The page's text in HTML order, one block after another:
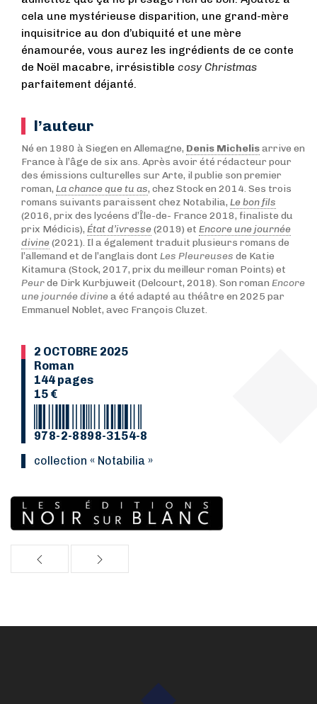
cela une mystérieuse disparition, une grand-mère
inquisitrice au don d’ubiquité et une mère
énamourée, vous aurez les ingrédients de ce conte
de Noël macabre, irrésistible cosy Christmas
parfaitement déjanté.
l’auteur
Né en 1980 à Siegen en Allemagne, Denis Michelisarrive en
France à l’âge de six ans. Après avoir été rédacteur pour
des émissions culturelles sur Arte, il publie son premier
roman, La chance que tu as, chez Stock en 2014. Ses trois
romans suivants paraissent chez Notabilia, Le bon fils
(2016, prix des lycéens d’Île-de- France 2018, finaliste du
prix Médicis), État d’ivresse(2019) et Encore une journée
divine(2021). Il a également traduit plusieurs romans de
l’allemand et de l’anglais dont Les Pleureuses de Katie
Kitamura (Stock, 2017, prix du meilleur roman Points) et
Peurde Dirk Kurbjuweit (Delcourt, 2018). Son roman Encore
une journée divinea été adapté au théâtre en 2025 par
Emmanuel Noblet, avec François Cluzet.
2 OCTOBRE 2025
Roman
144 pages
15 €
978-2-8898-3154-8
collection « Notabilia »